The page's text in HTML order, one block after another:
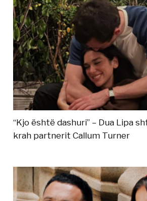
“Kjo është dashuri” – Dua Lipa
krah partnerit Callum Turner